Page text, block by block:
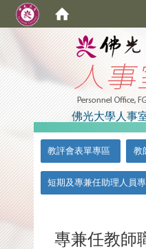
佛光大學人事
:::
教評會表單專區 教
短期及專兼任助理人員
專兼任教師